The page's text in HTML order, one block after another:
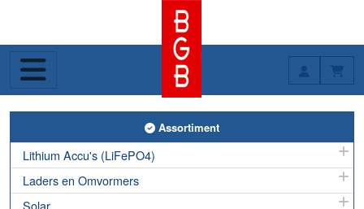
Toggle Assortiment
Assortiment
Lithium Accu's (LiFePO4)
Laders en Omvormers
Solar